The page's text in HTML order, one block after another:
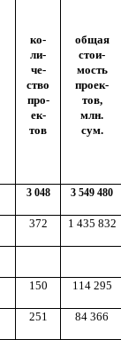
ко-
ли-
че-
ство
про-
ек-
тов
общая
стои-
мость
проек-
тов,
млн.
сум.
3 048 3 549 480
372 1 435 832
150 114 295
251 84 366